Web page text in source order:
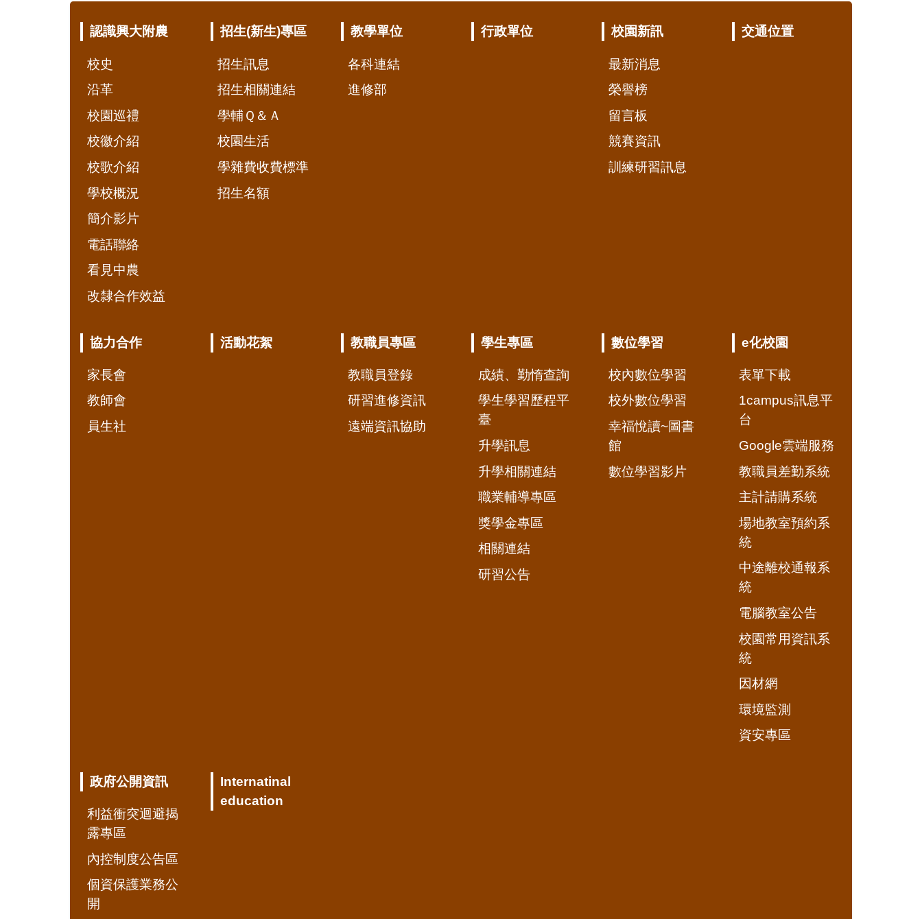
認識興大附農
校史
沿革
校園巡禮
校徽介紹
校歌介紹
學校概況
簡介影片
電話聯絡
看見中農
改隸合作效益
招生(新生)專區
招生訊息
招生相關連結
學輔Ｑ＆Ａ
校園生活
學雜費收費標準
招生名額
教學單位
各科連結
進修部
行政單位 校園新訊
最新消息
榮譽榜
留言板
競賽資訊
訓練研習訊息
交通位置
協力合作
家長會
教師會
員生社
活動花絮 教職員專區
教職員登錄
研習進修資訊
遠端資訊協助
學生專區
成績、勤惰查詢
學生學習歷程平
臺
升學訊息
升學相關連結
職業輔導專區
獎學金專區
相關連結
研習公告
數位學習
校內數位學習
校外數位學習
幸福悅讀~圖書
館
數位學習影片
e化校園
表單下載
1campus訊息平
台
Google雲端服務
教職員差勤系統
主計請購系統
場地教室預約系
統
中途離校通報系
統
電腦教室公告
校園常用資訊系
統
因材網
環境監測
資安專區
政府公開資訊
利益衝突迴避揭
露專區
內控制度公告區
個資保護業務公
開
Internatinal
education